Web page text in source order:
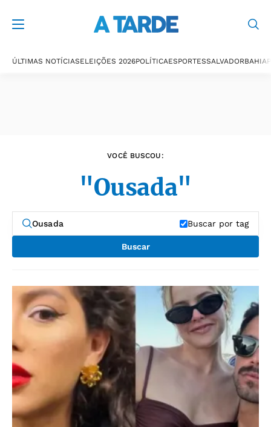
ÚLTIMAS NOTÍCIASELEIÇÕES 2026POLÍTICAESPORTESSALVADORBAHIA
VOCÊ BUSCOU:
"Ousada"
Buscar por tag
Buscar